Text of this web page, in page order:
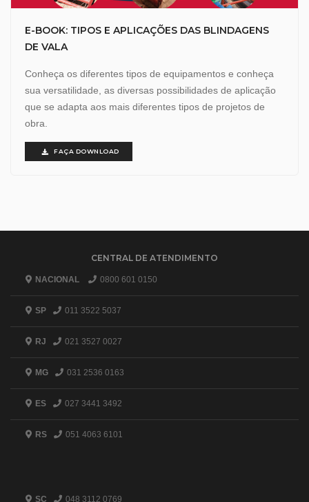
E-BOOK: TIPOS E APLICAÇÕES DAS BLINDAGENS
DE VALA
Conheça os diferentes tipos de equipamentos e conheça
sua versatilidade, as diversas possibilidades de aplicação
que se adapta aos mais diferentes tipos de projetos de
obra.
FAÇA DOWNLOAD
CENTRAL DE ATENDIMENTO
NACIONAL 0800 601 0150
SP 011 3522 5037
RJ 021 3527 0027
MG 031 2536 0163
ES 027 3441 3492
RS 051 4063 6101
SC 048 3112 0769